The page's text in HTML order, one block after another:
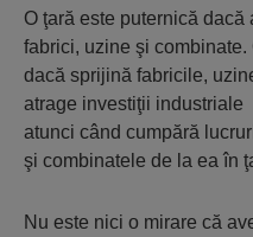
O ţară este puternică
fabrici, uzine şi
dacă sprijină fabricile,
atrage investiţii industriale
atunci când cumpără
şi combinatele de la ea în
Nu este nici o mirare că